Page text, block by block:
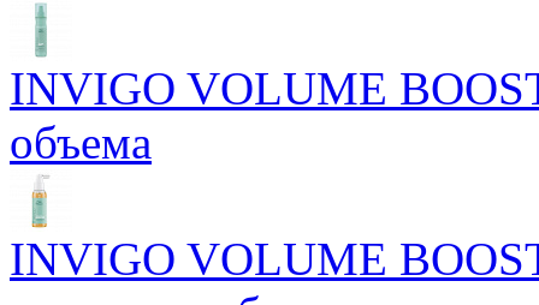
INVIGO VOLUME
объема
INVIGO VOLUME